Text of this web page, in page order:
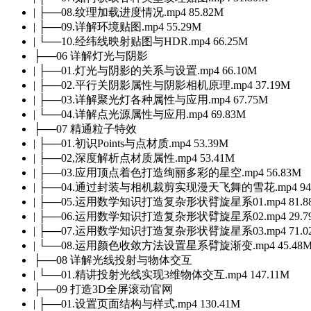
| ├──08.纹理加载进度情况.mp4 85.82M
| ├──09.详解环境贴图.mp4 55.29M
| └──10.经纬线映射贴图与HDR.mp4 66.25M
├──06 详解灯光与阴影
| ├──01.灯光与阴影的关系与设置.mp4 66.10M
| ├──02.平行关阴影属性与阴影相机原理.mp4 37.19M
| ├──03.详解聚光灯各种属性与应用.mp4 67.75M
| └──04.详解点光源属性与应用.mp4 69.83M
├──07 精通粒子特效
| ├──01.初识Points与点材质.mp4 53.39M
| ├──02,深度解析点材质属性.mp4 53.41M
| ├──03.应用顶点着色打造绚丽多彩的星空.mp4 56.83M
| ├──04.通过封装与相机裁剪实现漫天飞舞的雪花.mp4
| ├──05.运用数学知识打造复杂形状臂旋星系01.mp4
| ├──06.运用数学知识打造复杂形状臂旋星系02.mp4
| ├──07.运用数学知识打造复杂形状臂旋星系03.mp4
| └──08.运用颜色收敛方法设置星系臂旋渐变.mp4
├──08 详解光线投射与物体交互
| └──01.精讲投射光线实现3维物体交互.mp4 147.11M
├──09 打造3D全屏滚动官网
| ├──01.设置页面结构与样式.mp4 130.41M